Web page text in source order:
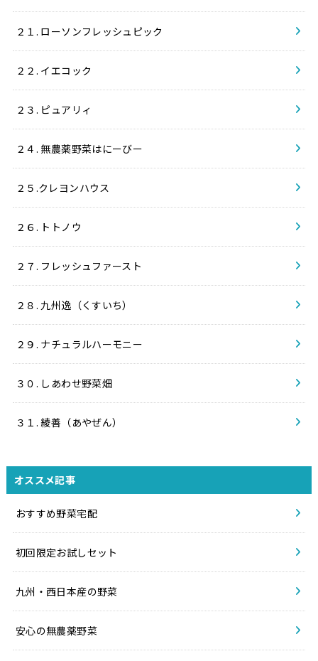
２１. ローソンフレッシュピック
２２. イエコック
２３. ピュアリィ
２４. 無農薬野菜はにーびー
２５.クレヨンハウス
２６. トトノウ
２７. フレッシュファースト
２８. 九州逸（くすいち）
２９. ナチュラルハーモニー
３０. しあわせ野菜畑
３１. 綾善（あやぜん）
オススメ記事
おすすめ野菜宅配
初回限定お試しセット
九州・西日本産の野菜
安心の無農薬野菜